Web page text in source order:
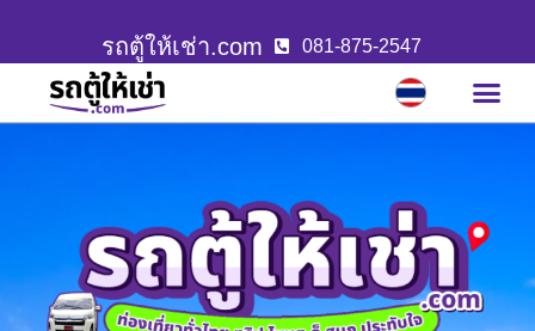
รถตู้ให้เช่า.com 081-875-2547